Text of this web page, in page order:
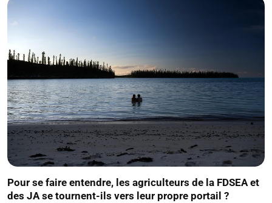
Pour se faire entendre, les agriculteurs de la FDSEA et
des JA se tournent-ils vers leur propre portail ?